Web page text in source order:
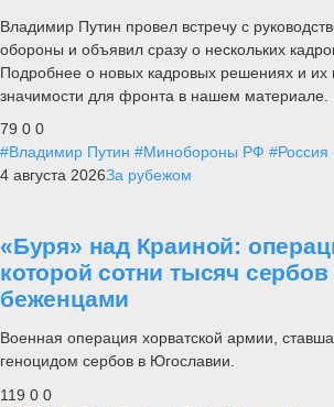
Владимир Путин провел встречу с
обороны и объявил сразу о нескольких
Подробнее о новых кадровых решениях и их
значимости для фронта в нашем материале.
79 0 0
#Владимир Путин #Минобороны РФ #Россия
4 августа 2026За рубежом
«Буря» над Краиной:
которой сотни тысяч сербов
беженцами
Военная операция хорватской армии,
геноцидом сербов в Югославии.
119 0 0